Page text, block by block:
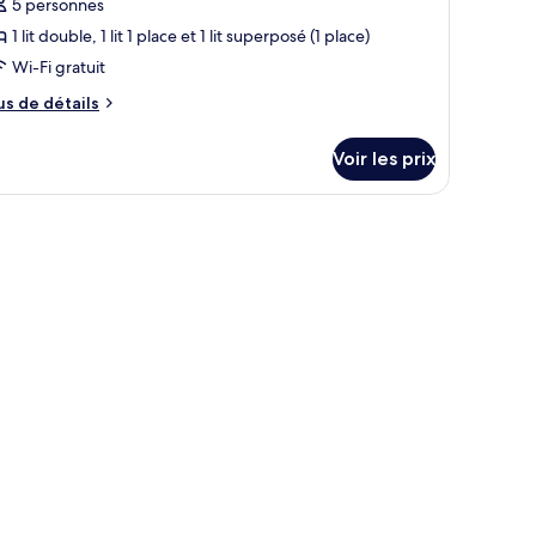
:
5 personnes
1 lit double, 1 lit 1 place et 1 lit superposé (1 place)
Wi-Fi gratuit
de détails
Voir les prix
d’extérieur.